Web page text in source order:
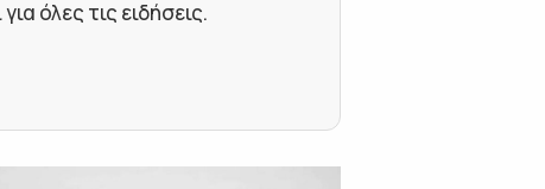
όλες τις ειδήσεις.